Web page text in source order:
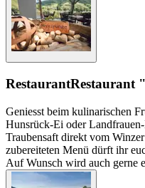
RestaurantRestaurant
Geniesst beim kulinarischen
Hunsrück-Ei oder
Traubensaft direkt vom
zubereiteten Menü dürft ihr
Auf Wunsch wird auch gerne